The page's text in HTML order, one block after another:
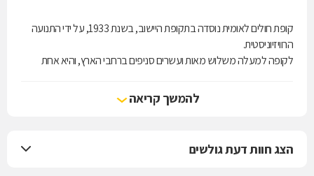
קופת חולים לאומית נוסדה בתקופת היישוב, בשנת 1933, על ידי התנועה
הרוויזיוניסטית.
לקופה למעלה משלוש מאות ועשרים סניפים ברחבי הארץ, והיא אחת
להמשך קריאה
הצג חוות דעת גולשים